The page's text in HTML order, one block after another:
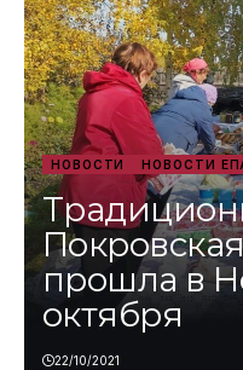
НОВОСТИ НОВОСТИ
прошла в
октября
22/10/2021